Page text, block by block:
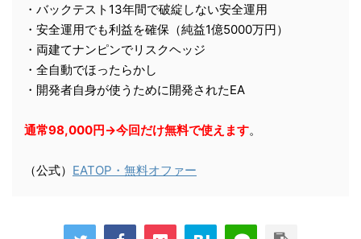
・バックテスト13年間で破綻しない安全運用
・安全運用でも利益を確保（純益1億5000万円）
・両建てナンピンでリスクヘッジ
・全自動でほったらかし
・開発者自身が使うために開発されたEA
通常98,000円→今回だけ無料で使えます。
（公式） EATOP・無料オファー